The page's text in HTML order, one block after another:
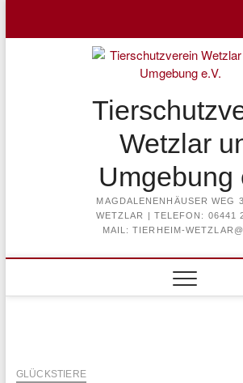
content
Wetzlar
Umgebung
MAGDALENENHÄUSER WEG
WETZLAR | TELEFON: 06441
MAIL: TIERHEIM-
GLÜCKSTIERE